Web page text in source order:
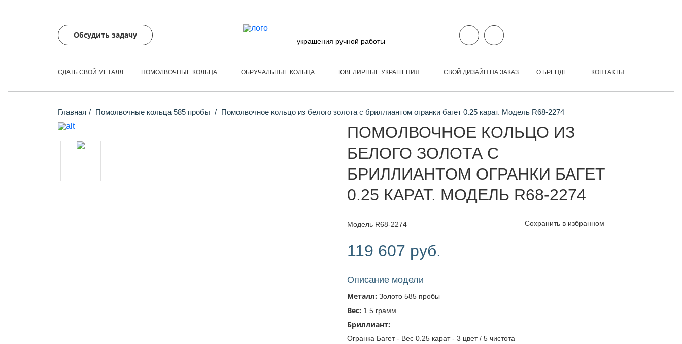
Обсудить задачу
украшения ручной работы
СДАТЬ СВОЙ МЕТАЛЛ ПОМОЛВОЧНЫЕ КОЛЬЦА ОБРУЧАЛЬНЫЕ КОЛЬЦА ЮВЕЛИРНЫЕ УКРАШЕНИЯ СВОЙ ДИЗАЙН НА ЗАКАЗ О БРЕНДЕ КОНТАКТЫ
Главная Помолвочные кольца 585 пробы Помолвочное кольцо из белого золота с бриллиантом огранки багет 0.25 карат. Модель R68-2274
ПОМОЛВОЧНОЕ КОЛЬЦО ИЗ
БЕЛОГО ЗОЛОТА С
БРИЛЛИАНТОМ ОГРАНКИ БАГЕТ
0.25 КАРАТ. МОДЕЛЬ R68-2274
Модель R68-2274 Сохранить в избранном
119 607 руб.
Описание модели
Металл: Золото 585 пробы
Вес: 1.5 грамм
Бриллиант:
Огранка Багет - Вес 0.25 карат - 3 цвет / 5 чистота